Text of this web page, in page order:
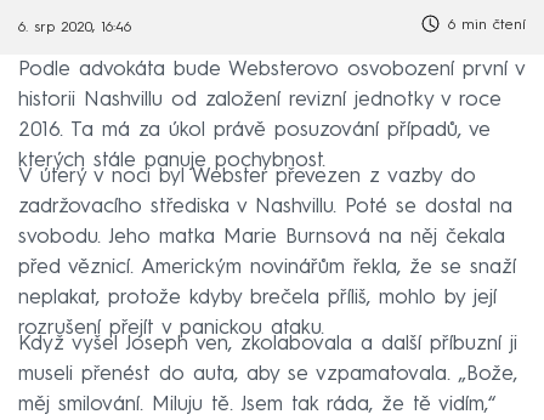
6. srp 2020, 16:46 6 min čtení
Podle advokáta bude Websterovo osvobození první v
historii Nashvillu od založení revizní jednotky v roce
2016. Ta má za úkol právě posuzování případů, ve
kterých stále panuje pochybnost.
V úterý v noci byl Webster převezen z vazby do
zadržovacího střediska v Nashvillu. Poté se dostal na
svobodu. Jeho matka Marie Burnsová na něj čekala
před věznicí. Americkým novinářům řekla, že se snaží
neplakat, protože kdyby brečela příliš, mohlo by její
rozrušení přejít v panickou ataku.
Když vyšel Joseph ven, zkolabovala a další příbuzní ji
museli přenést do auta, aby se vzpamatovala. „Bože,
měj smilování. Miluju tě. Jsem tak ráda, že tě vidím,“